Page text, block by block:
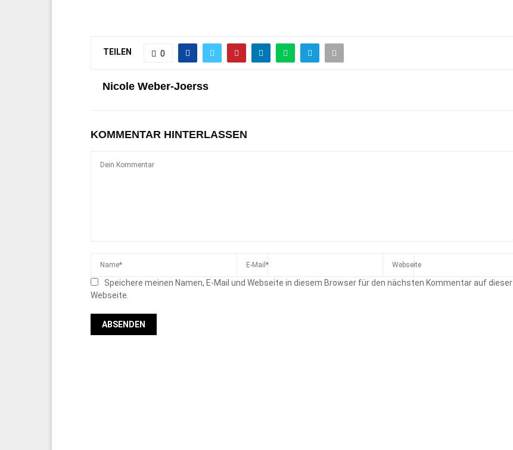
TEILEN 0
Nicole Weber-Joerss
KOMMENTAR HINTERLASSEN
Speichere meinen Namen, E-Mail und Webseite in diesem Browser für den nächsten Kommentar auf dieser
Webseite.